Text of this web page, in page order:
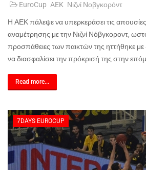
EuroCup AEK Νιζνί Νοβγκορόντ
Η ΑΕΚ πάλεψε να υπερκεράσει τις απουσίες
αναμέτρησης με την Νιζνί Νόβγκοροντ,
προσπάθειες των παικτών της ηττήθηκε με
να διασφαλίσει την πρόκρισή της στην
Read more...
7DAYS EUROCUP